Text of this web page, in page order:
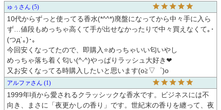
ゅぅ
5
10代からずっと使ってる香水(*^^*)廃盤になってから中々手に入ら
ず…値段もめっちゃ高くて手が出せなかったりで中々買えなくて｡･
(つд`｡)･｡
今回安くなってたので、即購入⭐めっちゃいい匂いやし
めっちゃ落ち着く匂い(^-^)やっぱりラッシュ大好き❤
又お安くなってる時購入したいと思います(o≧▽゜)o
アルファ 1
1999年頃から愛されるクラッシックな香水です。ビジネスには不
向き、まさに「夜更かしの香り」です。世紀末の香りを纏って、夜